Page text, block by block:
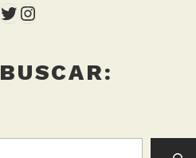
Twitter
Instagram
BUSCAR: